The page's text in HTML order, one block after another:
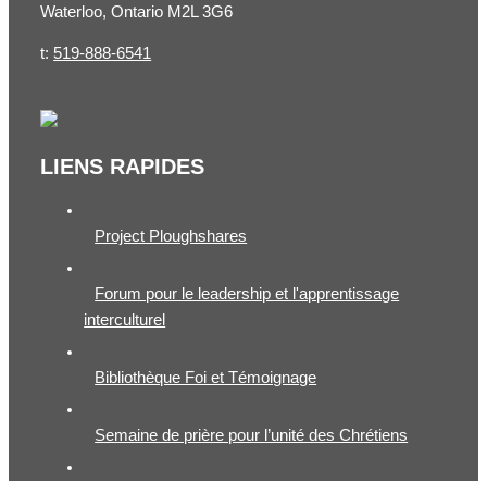
Waterloo, Ontario M2L 3G6
t: 519-888-6541
LIENS RAPIDES
Project Ploughshares
Forum pour le leadership et l'apprentissage
interculturel
Bibliothèque Foi et Témoignage
Semaine de prière pour l’unité des Chrétiens